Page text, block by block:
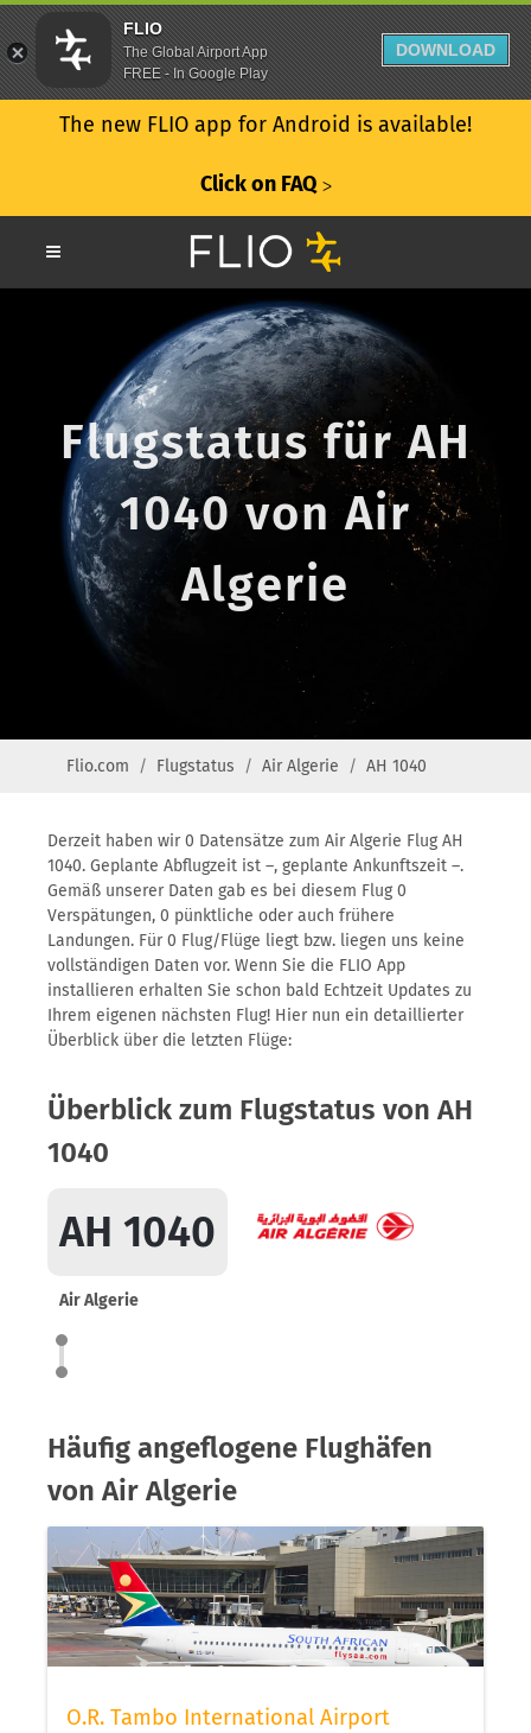
The new FLIO app for Android is available!
Click on FAQ ᐳ
Flugstatus für AH
1040 von Air
Algerie
Flio.com Flugstatus Air Algerie AH 1040
Derzeit haben wir 0 Datensätze zum Air Algerie Flug AH
1040. Geplante Abflugzeit ist –, geplante Ankunftszeit –.
Gemäß unserer Daten gab es bei diesem Flug 0
Verspätungen, 0 pünktliche oder auch frühere
Landungen. Für 0 Flug/Flüge liegt bzw. liegen uns keine
vollständigen Daten vor. Wenn Sie die FLIO App
installieren erhalten Sie schon bald Echtzeit Updates zu
Ihrem eigenen nächsten Flug! Hier nun ein detaillierter
Überblick über die letzten Flüge:
Überblick zum Flugstatus von AH
1040
AH 1040
Air Algerie
Häufig angeflogene Flughäfen
von Air Algerie
O.R. Tambo International Airport
FLIO
The Global Airport App
FREE - In Google Play
DOWNLOAD